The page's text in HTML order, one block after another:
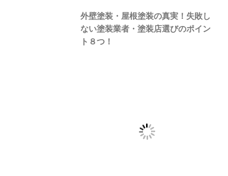
外壁塗装・屋根塗装の真実！失敗し
ない塗装業者・塗装店選びのポイン
ト８つ！